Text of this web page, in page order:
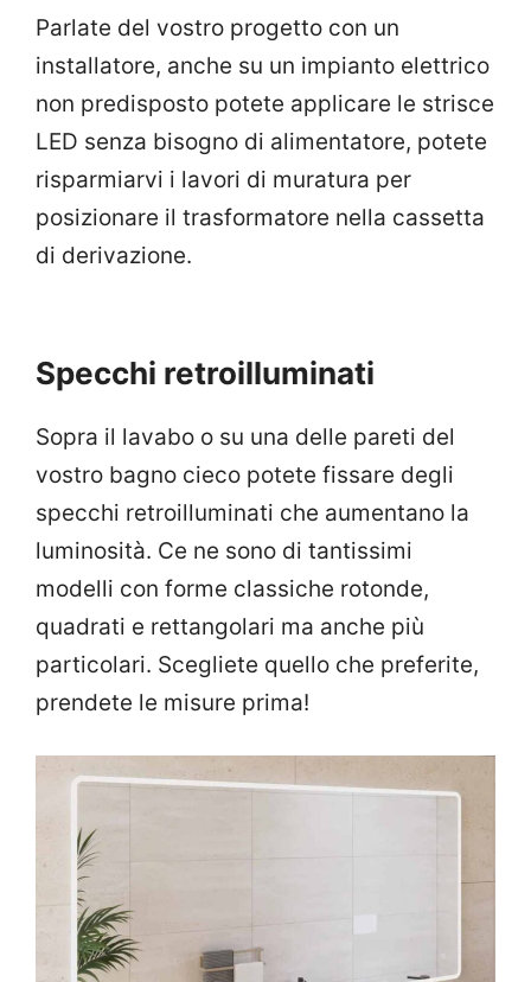
Parlate del vostro progetto con un
installatore, anche su un impianto elettrico
non predisposto potete applicare le strisce
LED senza bisogno di alimentatore, potete
risparmiarvi i lavori di muratura per
posizionare il trasformatore nella cassetta
di derivazione.
Specchi retroilluminati
Sopra il lavabo o su una delle pareti del
vostro bagno cieco potete fissare degli
specchi retroilluminati che aumentano la
luminosità. Ce ne sono di tantissimi
modelli con forme classiche rotonde,
quadrati e rettangolari ma anche più
particolari. Scegliete quello che preferite,
prendete le misure prima!